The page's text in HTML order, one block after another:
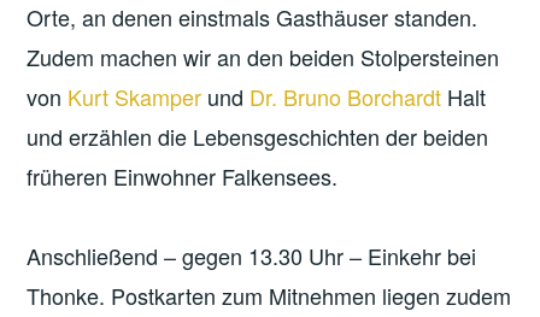
Orte, an denen einstmals Gasthäuser standen.
Zudem machen wir an den beiden Stolpersteinen
von Kurt Skamper und Dr. Bruno Borchardt Halt
und erzählen die Lebensgeschichten der beiden
früheren Einwohner Falkensees.
Anschließend – gegen 13.30 Uhr – Einkehr bei
Thonke. Postkarten zum Mitnehmen liegen zudem